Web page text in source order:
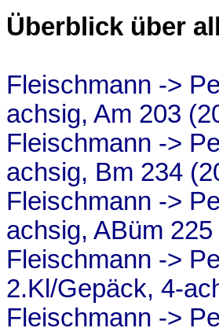
Überblick über
Fleischmann ->
achsig, Am 203
Fleischmann ->
achsig, Bm 234
Fleischmann ->
achsig, ABüm 225
Fleischmann ->
2.Kl/Gepäck, 4-
Fleischmann ->